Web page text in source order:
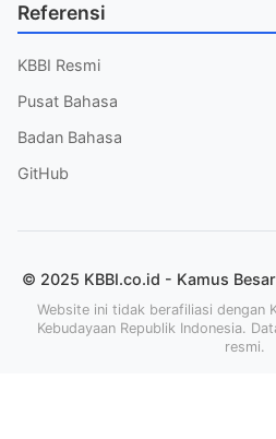
Referensi
KBBI Resmi
Pusat Bahasa
Badan Bahasa
GitHub
© 2025 KBBI.co.id - Kamus
Website ini tidak berafiliasi dengan
Kebudayaan Republik Indonesia.
resmi.